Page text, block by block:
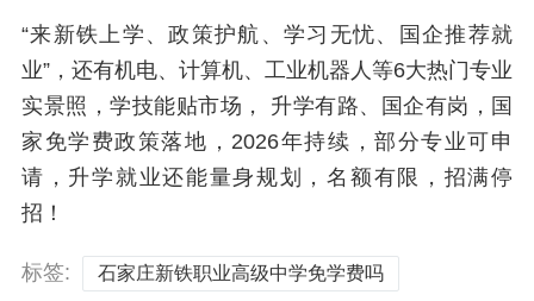
“来新铁上学、政策护航、学习无忧、国企推荐就
业”，还有机电、计算机、工业机器人等6大热门专业
实景照，学技能贴市场， 升学有路、国企有岗，国
家免学费政策落地，2026年持续，部分专业可申
请，升学就业还能量身规划，名额有限，招满停
招！
标签: 石家庄新铁职业高级中学免学费吗